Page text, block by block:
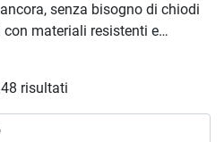
senza bisogno di chiodi
materiali resistenti e
aderire saldamente a una
e non lasciano residui
riorganizzare il tuo spazio in
le superfici. Scegli
risultati